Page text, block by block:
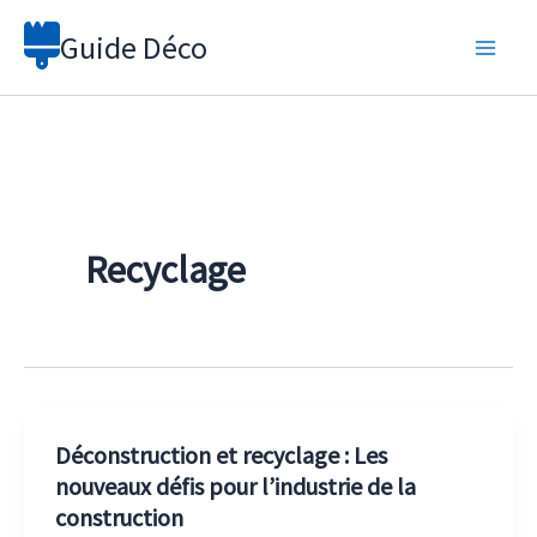
Aller
Guide Déco
Recyclage
Déconstruction et recyclage : Les
nouveaux défis pour l’industrie de la
construction